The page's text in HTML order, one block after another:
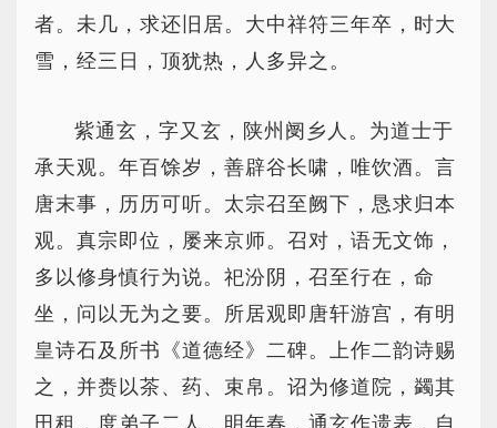
者。未几，求还旧居。大中祥符三年卒，时大
雪，经三日，顶犹热，人多异之。
紫通玄，字又玄，陕州阌乡人。为道士于
承天观。年百馀岁，善辟谷长啸，唯饮酒。言
唐末事，历历可听。太宗召至阙下，恳求归本
观。真宗即位，屡来京师。召对，语无文饰，
多以修身慎行为说。祀汾阴，召至行在，命
坐，问以无为之要。所居观即唐轩游宫，有明
皇诗石及所书《道德经》二碑。上作二韵诗赐
之，并赉以茶、药、束帛。诏为修道院，蠲其
田租，度弟子二人。明年春，通玄作遗表，自